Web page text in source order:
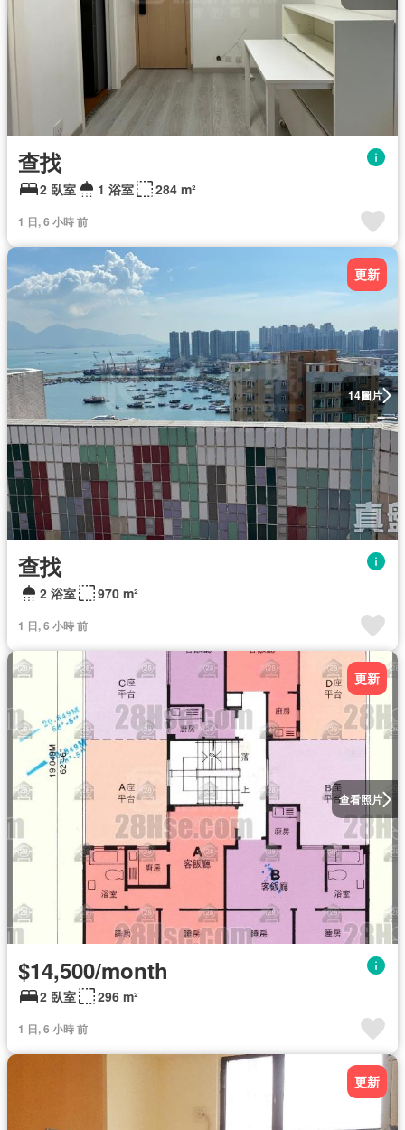
查找
2 臥室 1 浴室 284 m²
1 日, 6 小時 前
14圖片
更新
查找
2 浴室 970 m²
1 日, 6 小時 前
查看照片
更新
$14,500/month
2 臥室 296 m²
1 日, 6 小時 前
更新